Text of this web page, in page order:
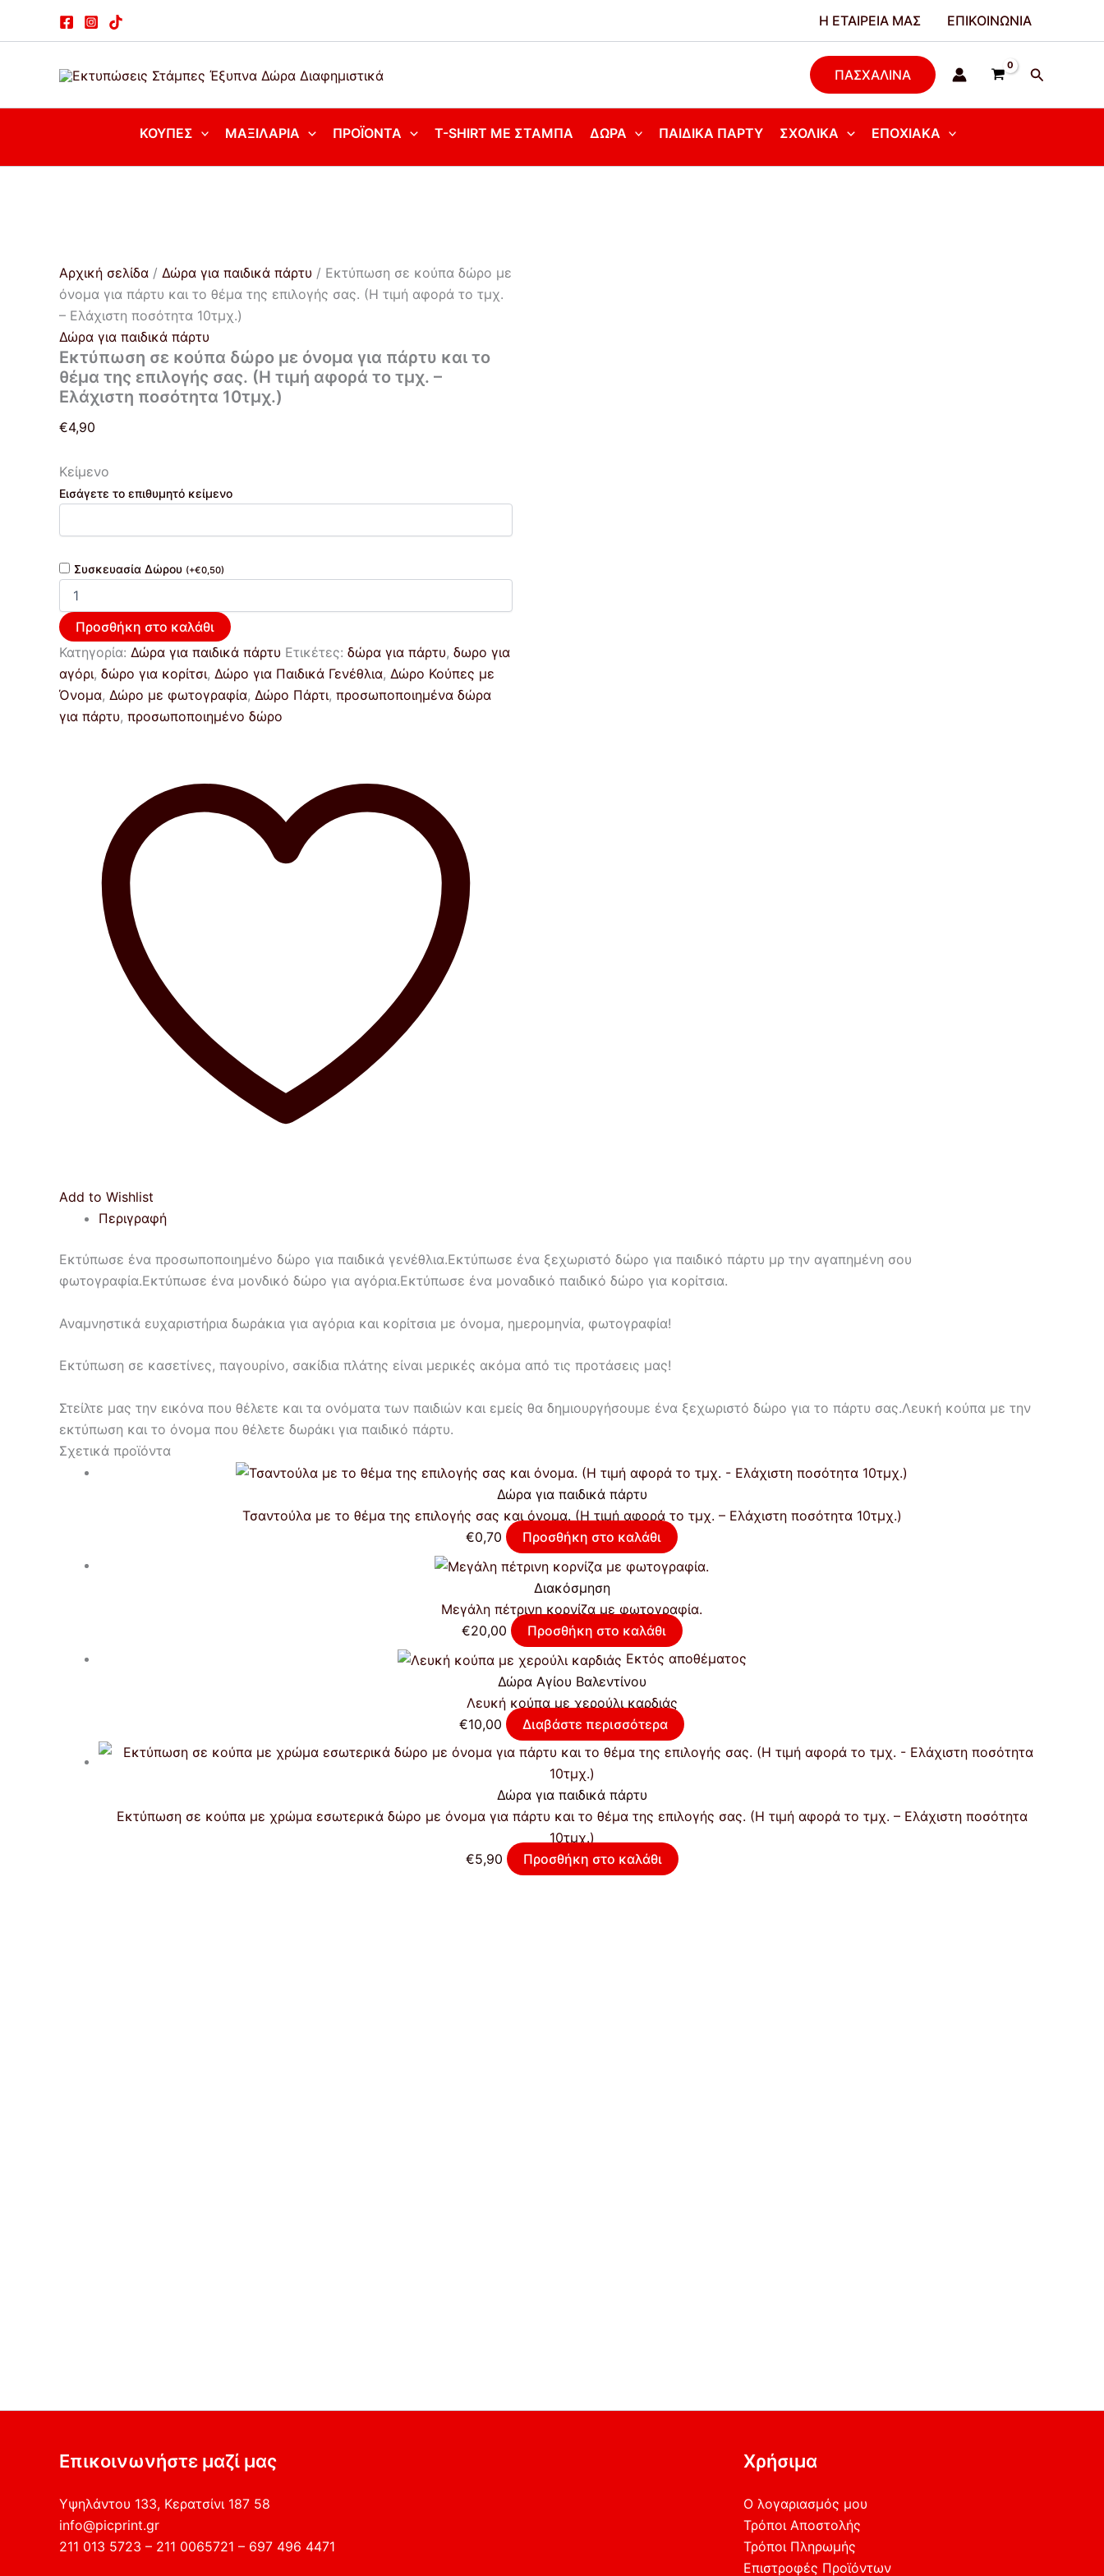
Η ΕΤΑΙΡΕΊΑ ΜΑΣ ΕΠΙΚΟΙΝΩΝΊΑ
ΠΑΣΧΑΛΙΝΑ
ΚΟΎΠΕΣ ΜΑΞΙΛΆΡΙΑ ΠΡΟΪΌΝΤΑ T-SHIRT ΜΕ ΣΤΆΜΠΑ ΔΏΡΑ ΠΑΙΔΙΚΆ ΠΆΡΤΥ ΣΧΟΛΙΚΆ ΕΠΟΧΙΑΚΆ
Αρχική σελίδα / Δώρα για παιδικά πάρτυ / Εκτύπωση σε κούπα δώρο με
όνομα για πάρτυ και το θέμα της επιλογής σας. (Η τιμή αφορά το τμχ.
– Ελάχιστη ποσότητα 10τμχ.)
Δώρα για παιδικά πάρτυ
Εκτύπωση σε κούπα δώρο με όνομα για πάρτυ και το
θέμα της επιλογής σας. (Η τιμή αφορά το τμχ. –
Ελάχιστη ποσότητα 10τμχ.)
€4,90
Κείμενο
Εισάγετε το επιθυμητό κείμενο
Συσκευασία Δώρου (+€0,50)
σε
κούπα
με
για
θέμα
αφορά
το
τμχ.
-
Ελάχιστη
ποσότητα
10τμχ.)
ποσότητα
Προσθήκη στο καλάθι
Κατηγορία: Δώρα για παιδικά πάρτυ Ετικέτες: δώρα για πάρτυ, δωρο για
αγόρι, δώρο για κορίτσι, Δώρο για Παιδικά Γενέθλια, Δώρο Κούπες με
Όνομα, Δώρο με φωτογραφία, Δώρο Πάρτι, προσωποποιημένα δώρα
για πάρτυ, προσωποποιημένο δώρο
Add to Wishlist
Περιγραφή
Εκτύπωσε ένα προσωποποιημένο δώρο για παιδικά γενέθλια.Εκτύπωσε ένα ξεχωριστό δώρο για παιδικό πάρτυ μρ την αγαπημένη σου
φωτογραφία.Εκτύπωσε ένα μονδικό δώρο για αγόρια.Εκτύπωσε ένα μοναδικό παιδικό δώρο για κορίτσια.
Αναμνηστικά ευχαριστήρια δωράκια για αγόρια και κορίτσια με όνομα, ημερομηνία, φωτογραφία!
Εκτύπωση σε κασετίνες, παγουρίνο, σακίδια πλάτης είναι μερικές ακόμα από τις προτάσεις μας!
Στείλτε μας την εικόνα που θέλετε και τα ονόματα των παιδιών και εμείς θα δημιουργήσουμε ένα ξεχωριστό δώρο για το πάρτυ σας.Λευκή κούπα με την
εκτύπωση και το όνομα που θέλετε δωράκι για παιδικό πάρτυ.
Σχετικά προϊόντα
Δώρα για παιδικά πάρτυ
Τσαντούλα με το θέμα της επιλογής σας και όνομα. (Η τιμή αφορά το τμχ. – Ελάχιστη ποσότητα 10τμχ.)
€0,70 Προσθήκη στο καλάθι
Διακόσμηση
Μεγάλη πέτρινη κορνίζα με φωτογραφία.
€20,00
Προσθήκη στο καλάθι
Εκτός αποθέματος
Δώρα Αγίου Βαλεντίνου
Λευκή κούπα με χερούλι καρδιάς
€10,00 Διαβάστε περισσότερα
Δώρα για παιδικά πάρτυ
Εκτύπωση σε κούπα με χρώμα εσωτερικά δώρο με όνομα για πάρτυ και το θέμα της επιλογής σας. (Η τιμή αφορά το τμχ. – Ελάχιστη ποσότητα
10τμχ.)
€5,90 Προσθήκη στο καλάθι
Επικοινωνήστε μαζί μας
Υψηλάντου 133, Κερατσίνι 187 58
info@picprint.gr
211 013 5723 – 211 0065721 – 697 496 4471
Χρήσιμα
Ο λογαριασμός μου
Τρόποι Αποστολής
Τρόποι Πληρωμής
Επιστροφές Προϊόντων